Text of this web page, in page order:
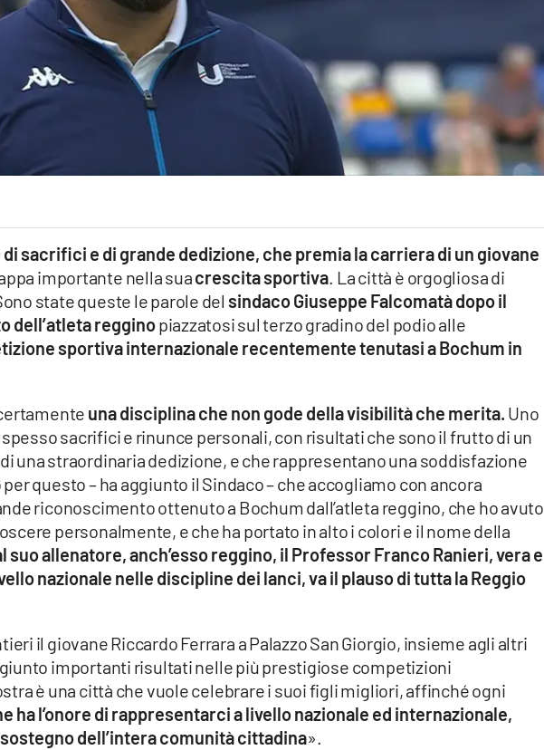
sacrifici e di grande dedizione, che premia la carriera di un giovane
importante nella suacrescita sportiva. La città è orgogliosa di
state queste le parole del sindaco Giuseppe Falcomatà dopo il
dell’atleta regginopiazzatosi sul terzo gradino del podio alle
sportiva internazionale recentemente tenutasi a Bochum in
una disciplina che non gode della visibilità che merita. Uno
sacrifici e rinunce personali, con risultati che sono il frutto di un
una straordinaria dedizione, e che rappresentano una soddisfazione
questo – ha aggiunto il Sindaco – che accogliamo con ancora
riconoscimento ottenuto a Bochum dall’atleta reggino, che ho avuto
personalmente, e che ha portato in alto i colori e il nome della
suo allenatore, anch’esso reggino, il Professor Franco Ranieri, vera e
nazionale nelle discipline dei lanci, va il plauso di tutta la Reggio
il giovane Riccardo Ferrara a Palazzo San Giorgio, insieme agli altri
importanti risultati nelle più prestigiose competizioni
è una città che vuole celebrare i suoi figli migliori, affinché ogni
ha l’onore di rappresentarci a livello nazionale ed internazionale,
dell’intera comunità cittadina».